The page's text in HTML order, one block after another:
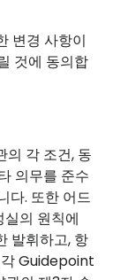
변경 사항이
것에 동의합
의 각 조건, 동
의무를 준수
다. 또한 어드
의 원칙에
발휘하고, 항
각 Guidepoint